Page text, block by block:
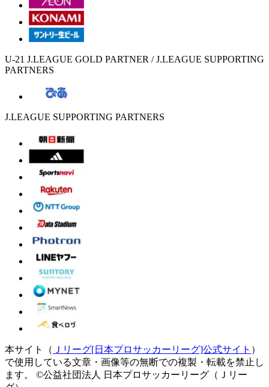
U-21 J.LEAGUE GOLD PARTNER / J.LEAGUE SUPPORTING
PARTNERS
J.LEAGUE SUPPORTING PARTNERS
本サイト（ Ｊリーグ[日本プロサッカーリーグ]公式サイト ）
で使用している文章・画像等の無断での複製・転載を禁止し
ます。
©公益社団法人 日本プロサッカーリーグ（Ｊリー